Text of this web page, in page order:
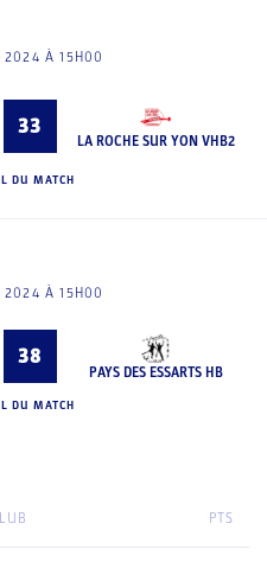
2024 À 15H00
33
LA ROCHE SUR YON VHB2
DU MATCH
2024 À 15H00
38
PAYS DES ESSARTS HB
DU MATCH
PTS